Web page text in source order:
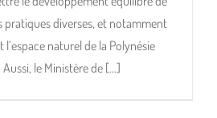
pratiques diverses, et notamment
naturel de la Polynésie
Aussi, le Ministère de [...]